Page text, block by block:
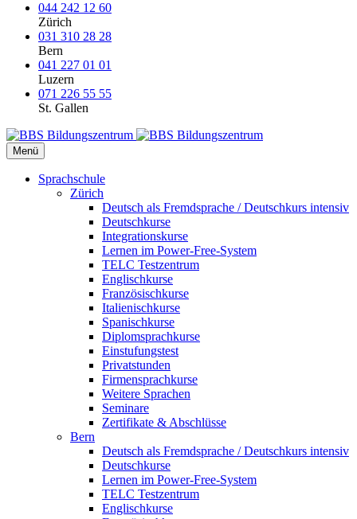
044 242 12 60
Zürich
031 310 28 28
Bern
041 227 01 01
Luzern
071 226 55 55
St. Gallen
Menü
Sprachschule
Zürich
Deutsch als Fremdsprache / Deutschkurs intensiv
Deutschkurse
Integrationskurse
Lernen im Power-Free-System
TELC Testzentrum
Englischkurse
Französischkurse
Italienischkurse
Spanischkurse
Diplomsprachkurse
Einstufungstest
Privatstunden
Firmensprachkurse
Weitere Sprachen
Seminare
Zertifikate & Abschlüsse
Bern
Deutsch als Fremdsprache / Deutschkurs intensiv
Deutschkurse
Lernen im Power-Free-System
TELC Testzentrum
Englischkurse